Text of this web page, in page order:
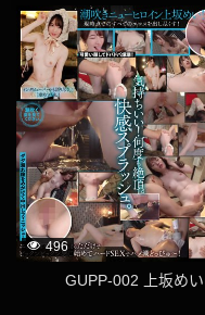
496
GUPP-002 上坂め